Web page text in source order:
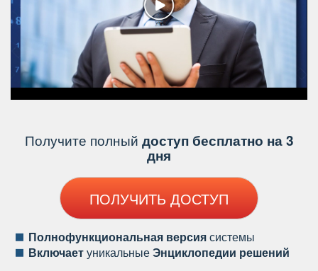
Получите полный доступ бесплатно на 3
дня
ПОЛУЧИТЬ ДОСТУП
Полнофункциональная версиясистемы
ключаетуникальныеЭнциклопедии решений